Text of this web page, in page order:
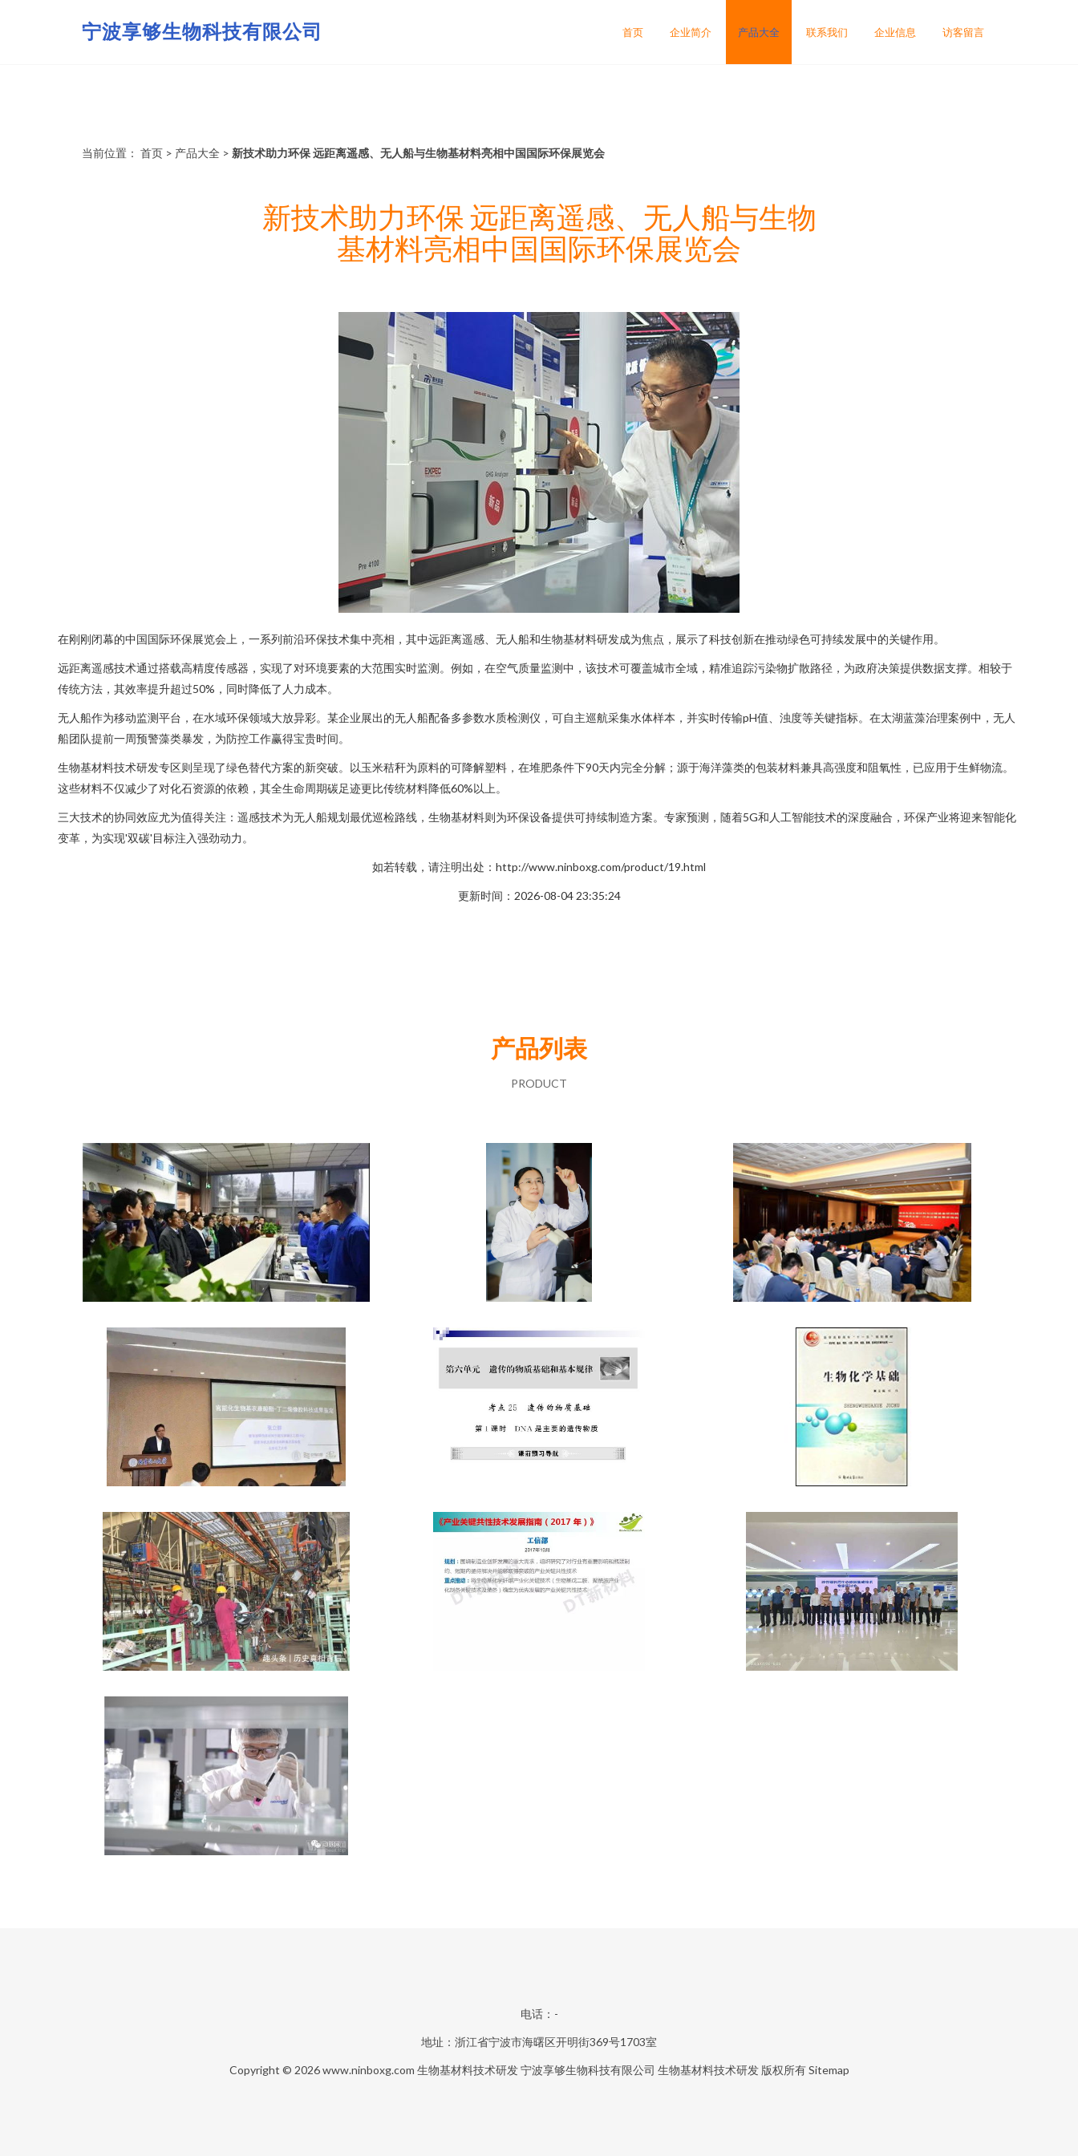
宁波享够生物科技有限公司 首页 企业简介 产品大全 联系我们 企业信息 访客留言
当前位置： 首页 > 产品大全 > 新技术助力环保 远距离遥感、无人船与生物基材料亮相中国国际环保展览会
新技术助力环保 远距离遥感、无人船与生物
基材料亮相中国国际环保展览会
在刚刚闭幕的中国国际环保展览会上，一系列前沿环保技术集中亮相，其中远距离遥感、无人船和生物基材料研发成为焦点，展示了科技创新在推动绿色可持续发展中的关键作用。
远距离遥感技术通过搭载高精度传感器，实现了对环境要素的大范围实时监测。例如，在空气质量监测中，该技术可覆盖城市全域，精准追踪污染物扩散路径，为政府决策提供数据支撑。相较于
传统方法，其效率提升超过50%，同时降低了人力成本。
无人船作为移动监测平台，在水域环保领域大放异彩。某企业展出的无人船配备多参数水质检测仪，可自主巡航采集水体样本，并实时传输pH值、浊度等关键指标。在太湖蓝藻治理案例中，无人
船团队提前一周预警藻类暴发，为防控工作赢得宝贵时间。
生物基材料技术研发专区则呈现了绿色替代方案的新突破。以玉米秸秆为原料的可降解塑料，在堆肥条件下90天内完全分解；源于海洋藻类的包装材料兼具高强度和阻氧性，已应用于生鲜物流。
这些材料不仅减少了对化石资源的依赖，其全生命周期碳足迹更比传统材料降低60%以上。
三大技术的协同效应尤为值得关注：遥感技术为无人船规划最优巡检路线，生物基材料则为环保设备提供可持续制造方案。专家预测，随着5G和人工智能技术的深度融合，环保产业将迎来智能化
变革，为实现'双碳'目标注入强劲动力。
如若转载，请注明出处：http://www.ninboxg.com/product/19.html
更新时间：2026-08-04 23:35:24
产品列表
PRODUCT
电话：-
地址：浙江省宁波市海曙区开明街369号1703室
Copyright © 2026www.ninboxg.com 生物基材料技术研发 宁波享够生物科技有限公司 生物基材料技术研发版权所有Sitemap